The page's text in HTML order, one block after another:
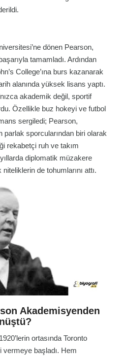
dönen Pearson,
tamamladı. Ardından
College’ına burs kazanarak
alanında yüksek lisans yaptı.
akademik değil, sportif
Özellikle buz hokeyi ve futbol
sergiledi; Pearson,
parlak sporcularından biri olarak
rekabetçi ruh ve takım
diplomatik müzakere
de tohumlarını attı.
Akademisyenden
ortasında Toronto
vermeye başladı. Hem